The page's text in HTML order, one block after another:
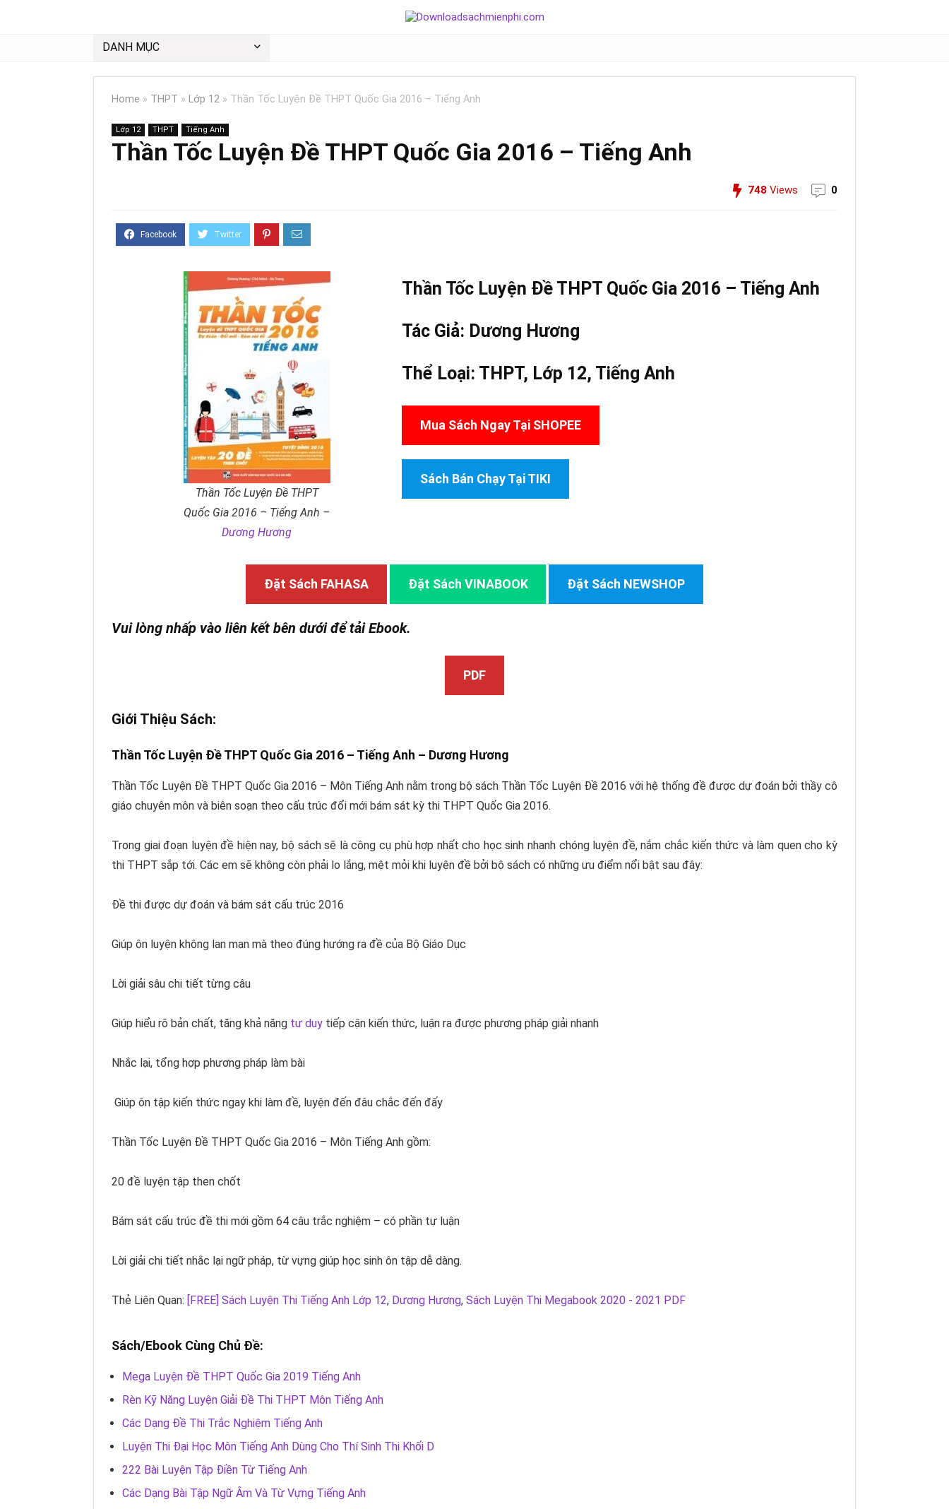
DANH MỤC
Home » THPT » Lớp 12 » Thần Tốc Luyện Đề THPT Quốc Gia 2016 – Tiếng Anh
Lớp 12 THPT Tiếng Anh
Thần Tốc Luyện Đề THPT Quốc Gia 2016 – Tiếng Anh
748 Views 0
Thần Tốc Luyện Đề THPT
Quốc Gia 2016 – Tiếng Anh –
Dương Hương
Thần Tốc Luyện Đề THPT Quốc Gia 2016 – Tiếng Anh
Tác Giả: Dương Hương
Thể Loại: THPT, Lớp 12, Tiếng Anh
Mua Sách Ngay Tại SHOPEE
Sách Bán Chạy Tại TIKI
Đặt Sách FAHASA Đặt Sách VINABOOK Đặt Sách NEWSHOP
Vui lòng nhấp vào liên kết bên dưới để tải Ebook.
PDF
Giới Thiệu Sách:
Thần Tốc Luyện Đề THPT Quốc Gia 2016 – Tiếng Anh – Dương Hương
Thần Tốc Luyện Đề THPT Quốc Gia 2016 – Môn Tiếng Anh nằm trong bộ sách Thần Tốc Luyện Đề 2016 với hệ thống đề được dự đoán bởi thầy cô
giáo chuyên môn và biên soạn theo cấu trúc đổi mới bám sát kỳ thi THPT Quốc Gia 2016.
Trong giai đoạn luyện đề hiện nay, bộ sách sẽ là công cụ phù hợp nhất cho học sinh nhanh chóng luyện đề, nắm chắc kiến thức và làm quen cho kỳ
thi THPT sắp tới. Các em sẽ không còn phải lo lắng, mệt mỏi khi luyện đề bởi bộ sách có những ưu điểm nổi bật sau đây:
Đề thi được dự đoán và bám sát cấu trúc 2016
Giúp ôn luyện không lan man mà theo đúng hướng ra đề của Bộ Giáo Dục
Lời giải sâu chi tiết từng câu
Giúp hiểu rõ bản chất, tăng khả năng tư duy tiếp cận kiến thức, luận ra được phương pháp giải nhanh
Nhắc lại, tổng hợp phương pháp làm bài
​ Giúp ôn tập kiến thức ngay khi làm đề, luyện đến đâu chắc đến đấy
Thần Tốc Luyện Đề THPT Quốc Gia 2016 – Môn Tiếng Anh gồm:
20 đề luyện tập then chốt
Bám sát cấu trúc đề thi mới gồm 64 câu trắc nghiệm – có phần tự luận
Lời giải chi tiết nhắc lại ngữ pháp, từ vựng giúp học sinh ôn tập dễ dàng.
Thẻ Liên Quan: [FREE] Sách Luyện Thi Tiếng Anh Lớp 12, Dương Hương, Sách Luyện Thi Megabook 2020 - 2021 PDF
Sách/Ebook Cùng Chủ Đề:
Mega Luyện Đề THPT Quốc Gia 2019 Tiếng Anh
Rèn Kỹ Năng Luyện Giải Đề Thi THPT Môn Tiếng Anh
Các Dạng Đề Thi Trắc Nghiệm Tiếng Anh
Luyện Thi Đại Học Môn Tiếng Anh Dùng Cho Thí Sinh Thi Khối D
222 Bài Luyện Tập Điền Từ Tiếng Anh
Các Dạng Bài Tập Ngữ Âm Và Từ Vựng Tiếng Anh